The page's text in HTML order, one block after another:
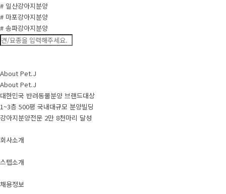
# 일산강아지분양
# 마포강아지분양
# 송파강아지분양
About Pet.J
About Pet.J
대한민국 반려동물분양 브랜드대상
1~3층 500평 국내대규모 분양빌딩
강아지분양전문 2만 8천마리 달성
회사소개
스텝소개
채용정보